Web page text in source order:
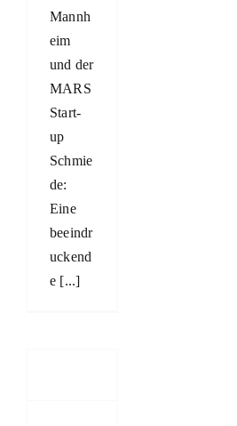
Mannh
eim
und der
MARS
Start-
up
Schmie
de:
Eine
beeindr
uckend
e [...]